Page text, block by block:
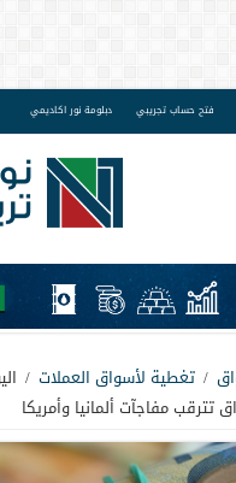
فتح حساب تجريبي دبلومة نور اكاديمي
/ تغطية لأسواق العملات /
تترقب مفاجآت ألمانيا وأمريكا